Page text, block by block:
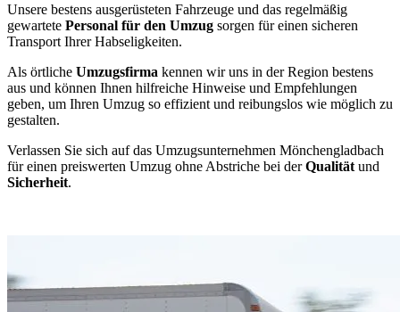
Unsere bestens ausgerüsteten Fahrzeuge und das regelmäßig
gewartete Personal für den Umzug sorgen für einen sicheren
Transport Ihrer Habseligkeiten.
Als örtliche Umzugsfirma kennen wir uns in der Region bestens
aus und können Ihnen hilfreiche Hinweise und Empfehlungen
geben, um Ihren Umzug so effizient und reibungslos wie möglich zu
gestalten.
Verlassen Sie sich auf das Umzugsunternehmen Mönchengladbach
für einen preiswerten Umzug ohne Abstriche bei derQualität und
Sicherheit.